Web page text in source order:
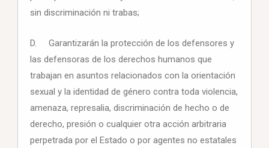
sin discriminación ni trabas;
D. Garantizarán la protección de los defensores y
las defensoras de los derechos humanos que
trabajan en asuntos relacionados con la orientación
sexual y la identidad de género contra toda violencia,
amenaza, represalia, discriminación de hecho o de
derecho, presión o cualquier otra acción arbitraria
perpetrada por el Estado o por agentes no estatales